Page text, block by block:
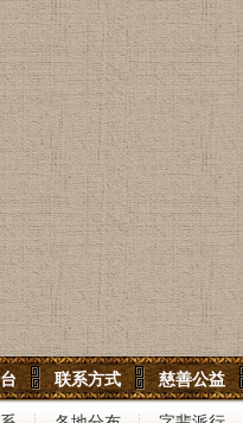
联系方式 慈善公益